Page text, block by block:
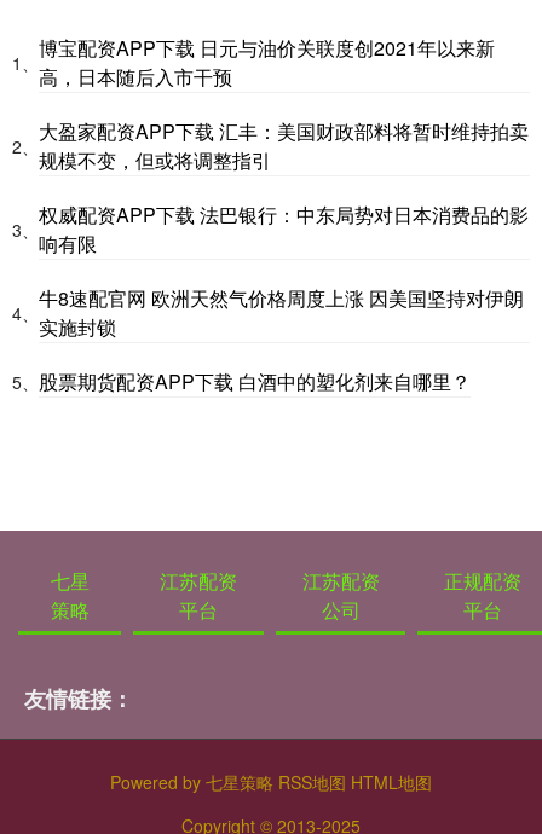
1、
博宝配资APP下载 日元与油价关联度创2021年以来新
高，日本随后入市干预
2、
大盈家配资APP下载 汇丰：美国财政部料将暂时维持拍卖
规模不变，但或将调整指引
3、
权威配资APP下载 法巴银行：中东局势对日本消费品的影
响有限
4、
牛8速配官网 欧洲天然气价格周度上涨 因美国坚持对伊朗
实施封锁
5、 股票期货配资APP下载 白酒中的塑化剂来自哪里？
七星
策略
江苏配资
平台
江苏配资
公司
正规配资
平台
友情链接：
Powered by 七星策略 RSS地图 HTML地图
Copyright © 2013-2025